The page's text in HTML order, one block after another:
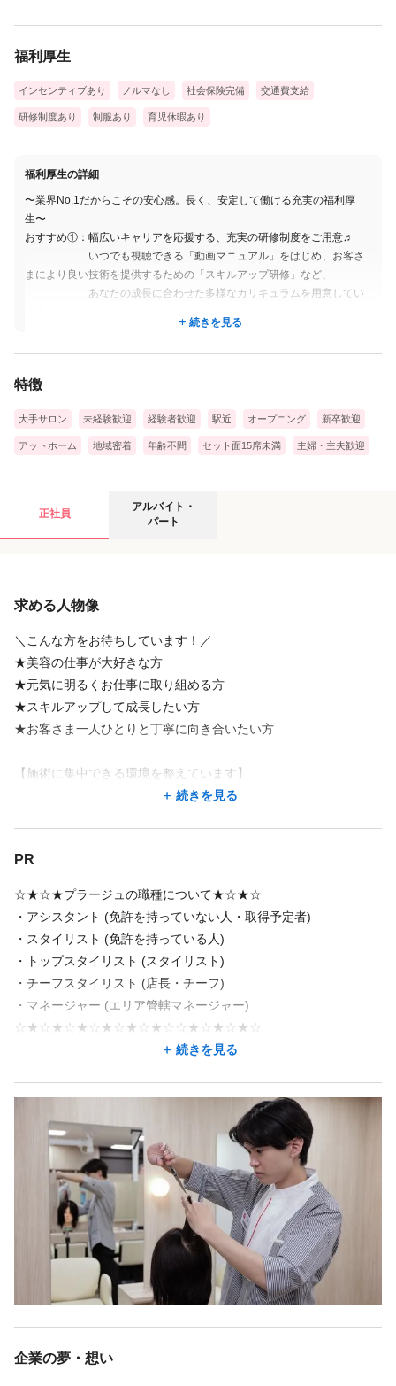
【頑張りは、どこよりも正当に評価】
あなたの経験や技術、効率的な施術への貢献度に応じて給与が決
努力がそのまま「確かな収入」と「明確なキャリア」に結びつく
福利厚生
インセンティブあり ノルマなし 社会保険完備 交通費支給
研修制度あり 制服あり 育児休暇あり
福利厚生の詳細
〜業界No.1だからこその安心感。長く、安定して働ける充実の福利厚
生〜
おすすめ①：幅広いキャリアを応援する、充実の研修制度をご用意♬
いつでも視聴できる「動画マニュアル」をはじめ、お客さ
まにより良い技術を提供するための「スキルアップ研修」など、
あなたの成長に合わせた多様なカリキュラムを用意してい
過去には最大30名が参加したこともある大人気の研修。他
アシスタントからスタイリストはもちろん、トップスタイ
リスト、チーフ、そして店舗を統括するマネージャーまで。
め、成長がそのまま確かな収入へと直結します♬
プラージュならではの手厚い特典を揃えています。
ムや話題の商品を、お得なスタッフ価格で購入できます。
② 自社の保養所を無料で利用可能！ 伊勢志摩（御座）や箱
根といった、日本屈指のリゾート・温泉地にある保養所を無料で利用で
きます。
休日のリフレッシュにぜひ活用してくださいね★
〜そのほかにも、安心して長く働ける豊富な制度が満載です〜
・残業ほぼ無し（自分の時間をしっかりキープ♪）
・制服あり
・交通費規定支給
・社会保険完備
・産休・育休制度あり（ライフステージが変わっても安心！）
・休日出勤手当あり（100%手当を支給）
・資格取得支援制度が充実！
新規理美容師資格や、Wライセンスの取得を応援。
必要な学費は会社が補助します！（※規定あり）
続きを見る
特徴
大手サロン 未経験歓迎 経験者歓迎 駅近 オープニング 新卒歓迎
アットホーム 地域密着 年齢不問 セット面15席未満 主婦・主夫歓迎
アルバイト・パートの募集要項
時給1,100円〜1,350円
※週3日～、1日4h～OK（各店舗の状況により異なります)
※昇給あり
※【美容師免許必須】
▼実際の勤務イメージ
②仕事とプライベートを両立したいスタッフBさん ⇒ 週4日 × 1日
福島県 白河市 昭和町170
白河駅 徒歩 17分
地図を見る
勤務地が希望に合わなくても、応募した後に相談できることが
あります。
この求人の別店舗
美容プラージュ 南アルプス店 常永駅/小井川駅
美容プラージュ カインズ水戸店 水戸駅
美容プラージュ 土浦店 土浦駅
美容プラージュ パティオモール店 日立駅 徒歩7分
美容プラージュ 勝田店 勝田駅 徒歩3分
正社員
アルバイト・
パート
求める人物像
＼こんな方をお待ちしています！／
★美容の仕事が大好きな方
★元気に明るくお仕事に取り組める方
★スキルアップして成長したい方
★お客さま一人ひとりと丁寧に向き合いたい方
【施術に集中できる環境を整えています】
当社ではデジタル・IT化を積極的に推進中！
・ブランクのある方も大歓迎！
・60歳定年制（65歳までの再雇用制度あり。長く安定して働けま
続きを見る
PR
☆★☆★プラージュの職種について★☆★☆
・アシスタント (免許を持っていない人・取得予定者)
・スタイリスト (免許を持っている人)
・トップスタイリスト (スタイリスト)
・チーフスタイリスト (店⻑・チーフ)
・マネージャー (エリア管轄マネージャー)
☆★☆★☆★☆★☆★☆★☆☆★☆★☆★☆
う！ ／
あなたのスキルと経験を最大限に活かし、心から満足できるキャ
リアを築きませんか？
『プラージュ』ではスタイリスト・アシスタントを積極採用中で
★ 業界No.1の『プラージュ』だからこそ叶えられる「あなたらし
続きを見る
企業の夢・想い